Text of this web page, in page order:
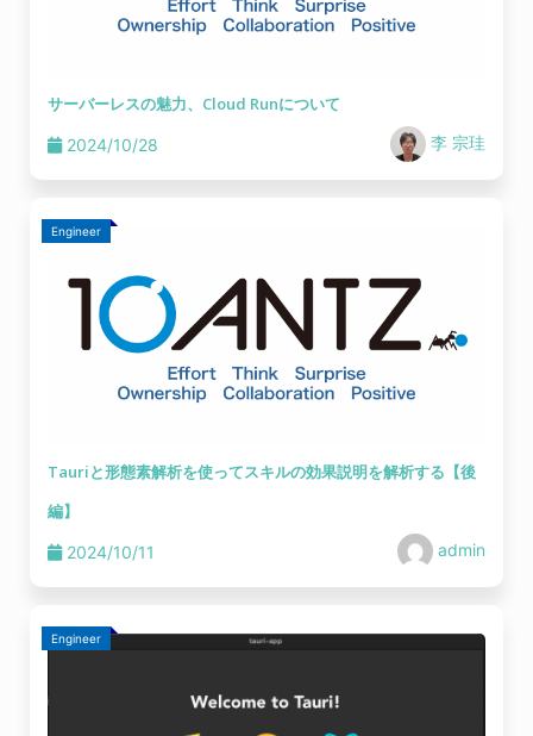
サーバーレスの魅力、Cloud Runについて
2024/10/28 李 宗珪
Engineer
Tauriと形態素解析を使ってスキルの効果説明を解析する【後
編】
2024/10/11 admin
Engineer